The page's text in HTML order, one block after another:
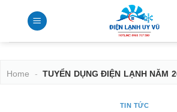
Home - TUYỂN DỤNG ĐIỆN LẠNH NĂM
TIN TỨC